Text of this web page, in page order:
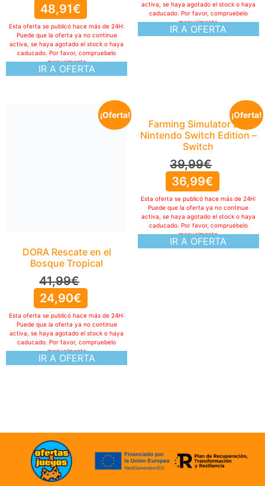
48,91€
IR A OFERTA
Esta oferta se publicó hace más de 24H:
Puede que la oferta ya no continue
activa, se haya agotado el stock o haya
caducado. Por favor, compruebelo
manualmente
IR A OFERTA
activa, se haya agotado el stock o haya
caducado. Por favor, compruebelo
manualmente
¡Oferta!
DORA Rescate en el
Bosque Tropical
41,99€
24,90€
IR A OFERTA
Esta oferta se publicó hace más de 24H:
Puede que la oferta ya no continue
activa, se haya agotado el stock o haya
caducado. Por favor, compruebelo
manualmente
¡Oferta!
Farming Simulator 26:
Nintendo Switch Edition –
Switch
39,99€
36,99€
IR A OFERTA
Esta oferta se publicó hace más de 24H:
Puede que la oferta ya no continue
activa, se haya agotado el stock o haya
caducado. Por favor, compruebelo
manualmente